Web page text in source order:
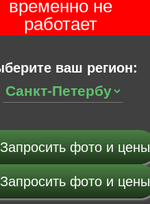
временно не
работает
ваш регион:
Запросить фото и цены
Запросить фото и цены